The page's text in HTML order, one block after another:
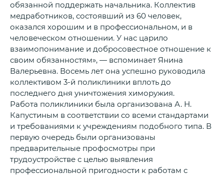
обязанной поддержать начальника. Коллектив
медработников, состоявший из 60 человек,
оказался хорошим и в профессиональном, и в
человеческом отношении. У нас царило
взаимопонимание и добросовестное отношение к
своим обязанностям», — вспоминает Янина
Валерьевна. Восемь лет она успешно руководила
коллективом 3-й поликлиники вплоть до
последнего дня уничтожения химоружия.
Работа поликлиники была организована А. Н.
Капустиным в соответствии со всеми стандартами
и требованиями к учреждениям подобного типа. В
первую очередь были организованы
предварительные профосмотры при
трудоустройстве с целью выявления
профессиональной пригодности к работам с